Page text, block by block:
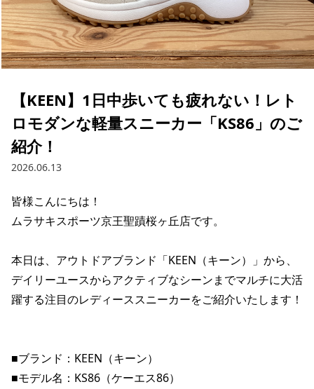
CONTENTS
ブランド一覧
特集一覧
SUPPORT
ご利用ガイド
会員ランク
アフターサポート
下取り保証について
よくある質問
ポイント・クーポンもこのアプリで！
【KEEN】1日中歩いても疲れない！レト
ロモダンな軽量スニーカー「KS86」のご
紹介！
2026.06.13
皆様こんにちは！
ムラサキスポーツ京王聖蹟桜ヶ丘店です。
本日は、アウトドアブランド「KEEN（キーン）」から、
デイリーユースからアクティブなシーンまでマルチに大活
躍する注目のレディーススニーカーをご紹介いたします！
■ブランド：KEEN（キーン）
■モデル名：KS86（ケーエス86）